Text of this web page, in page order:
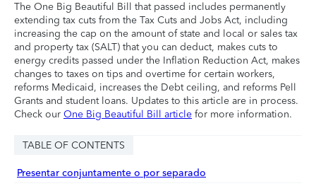
The One Big Beautiful Bill that passed includes permanently
extending tax cuts from the Tax Cuts and Jobs Act, including
increasing the cap on the amount of state and local or sales tax
and property tax (SALT) that you can deduct, makes cuts to
energy credits passed under the Inflation Reduction Act, makes
changes to taxes on tips and overtime for certain workers,
reforms Medicaid, increases the Debt ceiling, and reforms Pell
Grants and student loans. Updates to this article are in process.
Check our One Big Beautiful Bill article for more information.
TABLE OF CONTENTS
Presentar conjuntamente o por separado